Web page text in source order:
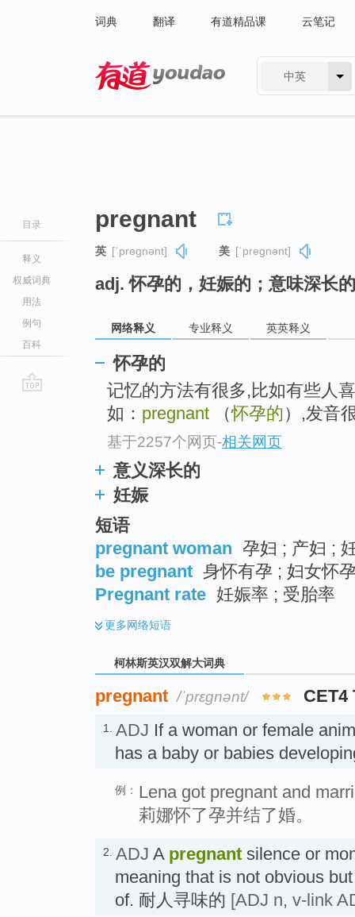
词典 翻译 有道精品课 云笔记
中英
目录
释义
权威词典
用法
例句
百科
pregnant
英 [ˈpreɡnənt] 美 [ˈpreɡnənt]
adj. 怀孕的，妊娠的；意味深长
网络释义 专业释义 英英释义
怀孕的
记忆的方法有很多,比如有些人
如： pregnant （怀孕的）,发音
基于2257个网页-相关网页
意义深长的
妊娠
短语
pregnant woman 孕妇 ; 产妇 ;
be pregnant 身怀有孕 ; 妇女怀
Pregnant rate 妊娠率 ; 受胎率
更多网络短语
柯林斯英汉双解大词典
pregnant /ˈprɛɡnənt/ CET4
1. ADJ If a woman or female
has a baby or babies
例： Lena got pregnant and
莉娜怀了孕并结了婚。
2. ADJ A pregnant silence or
meaning that is not obvious
of. 耐人寻味的 [ADJ n, v-link